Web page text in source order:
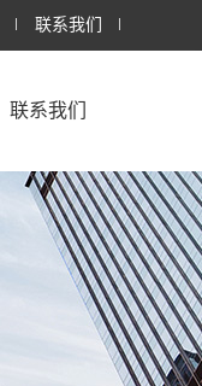
联系我们
联系我们